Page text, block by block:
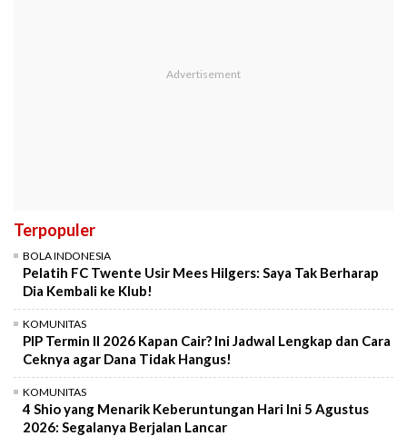
Terpopuler
BOLA INDONESIA
Pelatih FC Twente Usir Mees Hilgers: Saya Tak Berharap
Dia Kembali ke Klub!
KOMUNITAS
PIP Termin II 2026 Kapan Cair? Ini Jadwal Lengkap dan Cara
Ceknya agar Dana Tidak Hangus!
KOMUNITAS
4 Shio yang Menarik Keberuntungan Hari Ini 5 Agustus
2026: Segalanya Berjalan Lancar